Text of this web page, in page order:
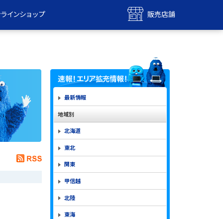
インショップ 販売店舗
ショップ
UQ WiMAX
販売店舗
最新情報
地域別
北海道
東北
関東
甲信越
北陸
東海